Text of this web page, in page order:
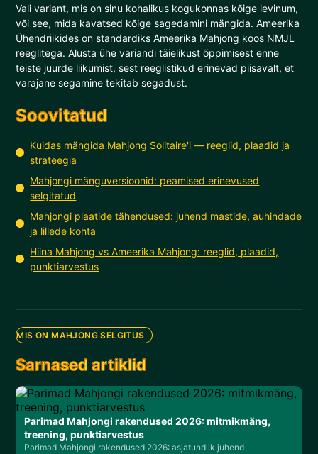
Vali variant, mis on sinu kohalikus kogukonnas kõige levinum,
või see, mida kavatsed kõige sagedamini mängida. Ameerika
Ühendriikides on standardiks Ameerika Mahjong koos NMJL
reeglitega. Alusta ühe variandi täielikust õppimisest enne
teiste juurde liikumist, sest reeglistikud erinevad piisavalt, et
varajane segamine tekitab segadust.
Soovitatud
Kuidas mängida Mahjong Solitaire'i — reeglid, plaadid ja
strateegia
Mahjongi mänguversioonid: peamised erinevused
selgitatud
Mahjongi plaatide tähendused: juhend mastide, auhindade
ja lillede kohta
Hiina Mahjong vs Ameerika Mahjong: reeglid, plaadid,
punktiarvestus
MIS ON MAHJONG SELGITUS
Sarnased artiklid
Parimad Mahjongi rakendused 2026: mitmikmäng,
treening, punktiarvestus
Parimad Mahjongi rakendused 2026: asjatundlik juhend